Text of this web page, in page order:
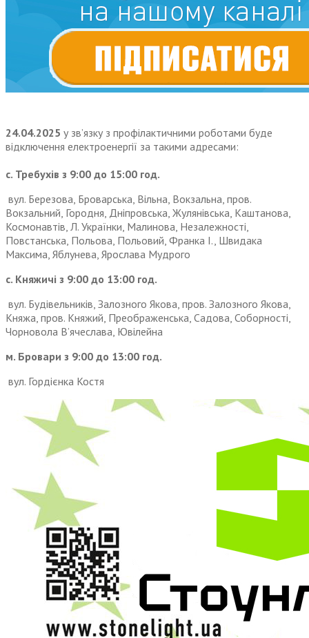
24.04.2025 у зв’язку з профілактичними роботами буде
відключення електроенергії за такими адресами:
с. Требухів з 9:00 до 15:00 год.
вул. Березова, Броварська, Вільна, Вокзальна, пров.
Вокзальний, Городня, Дніпровська, Жулянівська, Каштанова,
Космонавтів, Л. Українки, Малинова, Незалежності,
Повстанська, Польова, Польовий, Франка І., Швидака
Максима, Яблунева, Ярослава Мудрого
с. Княжичі з 9:00 до 13:00 год.
вул. Будівельників, Залозного Якова, пров. Залозного Якова,
Княжа, пров. Княжий, Преображенська, Садова, Соборності,
Чорновола В’ячеслава, Ювілейна
м. Бровари з 9:00 до 13:00 год.
вул. Гордієнка Костя